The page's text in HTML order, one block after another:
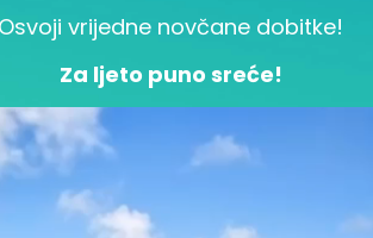
Osvoji vrijedne novčane dobitke!
Za ljeto puno sreće!